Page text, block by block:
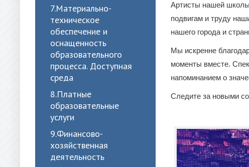
7.Материально-
техническое
обеспечение и
оснащенность
образовательного
процесса. Доступная
среда
8.Платные
образовательные
услуги
9.Финансово-
хозяйственная
деятельность
Артисты нашей
подвигам и труду
нашего города и
Мы искренне
моменты вместе.
напоминанием о
Следите за новыми